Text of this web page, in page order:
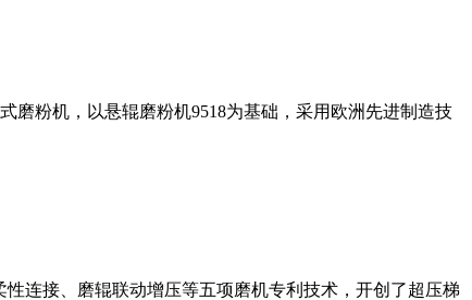
粉机，以悬辊磨粉机9518为基础，采用欧洲先进制造技
连接、磨辊联动增压等五项磨机专利技术，开创了超压梯